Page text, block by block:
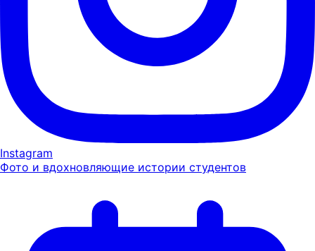
Instagram
Фото и вдохновляющие истории студентов